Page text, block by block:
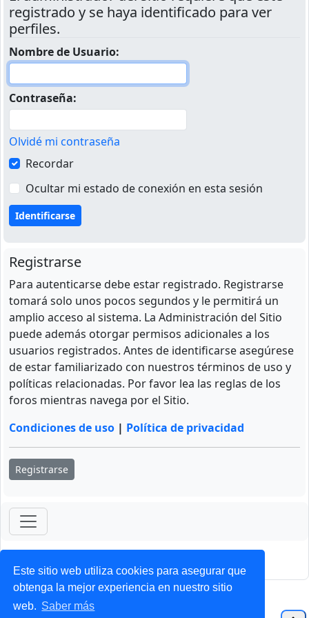
Este sitio web utiliza cookies para asegurar que
obtenga la mejor experiencia en nuestro sitio
web. Saber más
registrado y se haya identificado para ver
perfiles.
Nombre de Usuario:
Contraseña:
Olvidé mi contraseña
Recordar
Ocultar mi estado de conexión en esta sesión
Registrarse
Para autenticarse debe estar registrado. Registrarse
tomará solo unos pocos segundos y le permitirá un
amplio acceso al sistema. La Administración del Sitio
puede además otorgar permisos adicionales a los
usuarios registrados. Antes de identificarse asegúrese
de estar familiarizado con nuestros términos de uso y
políticas relacionadas. Por favor lea las reglas de los
foros mientras navega por el Sitio.
Condiciones de uso | Política de privacidad
Registrarse
ForoClub 2025
Privacidad| Condiciones